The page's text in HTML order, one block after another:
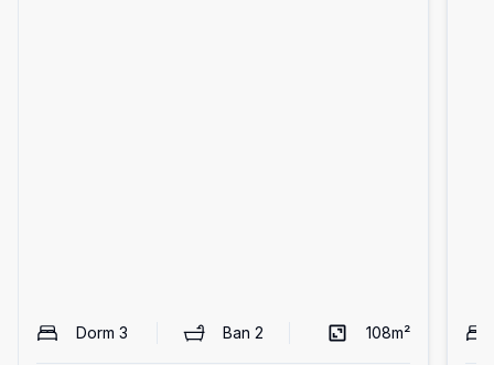
Dorm 3 Ban2 108m²